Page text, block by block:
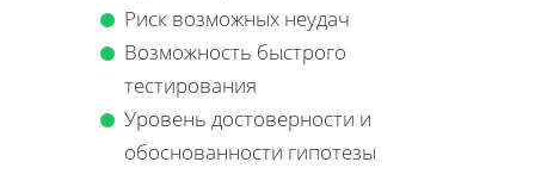
Риск возможных неудач
Возможность быстрого
тестирования
Уровень достоверности и
обоснованности гипотезы